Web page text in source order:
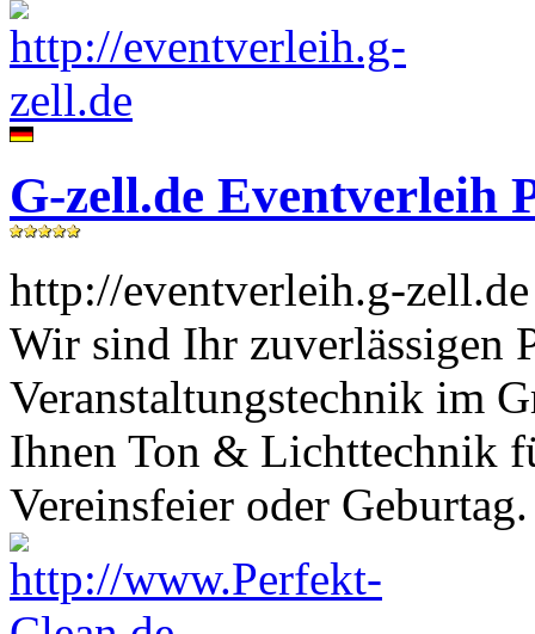
G-zell.de Eventverleih
http://eventverleih.g-zell.de
Wir sind Ihr zuverlässigen
Veranstaltungstechnik im
Ihnen Ton & Lichttechnik
Vereinsfeier oder Geburtag.